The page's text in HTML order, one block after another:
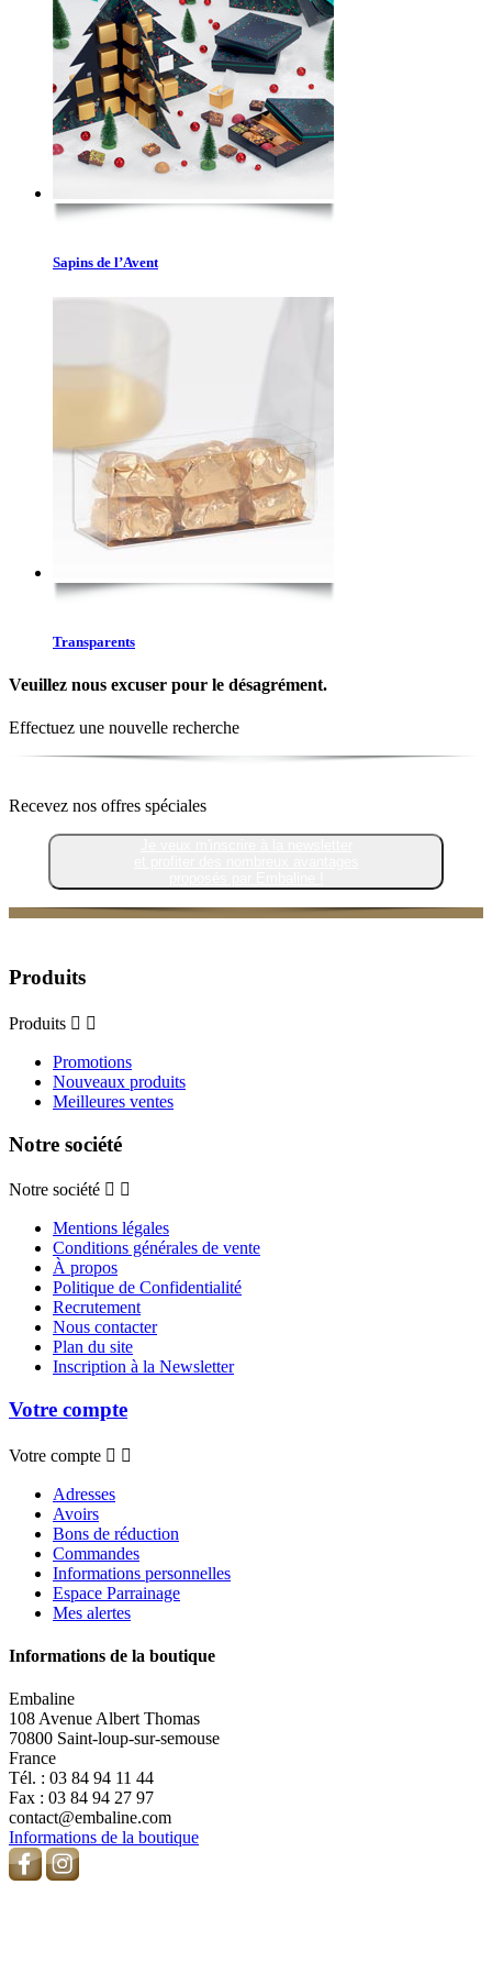
Sapins de l’Avent
Transparents
Veuillez nous excuser pour le désagrément.
Effectuez une nouvelle recherche
Recevez nos offres spéciales
Produits
Produits  
Promotions
Nouveaux produits
Meilleures ventes
Notre société
Notre société  
Mentions légales
Conditions générales de vente
À propos
Politique de Confidentialité
Recrutement
Nous contacter
Plan du site
Inscription à la Newsletter
Votre compte
Votre compte  
Adresses
Avoirs
Bons de réduction
Commandes
Informations personnelles
Espace Parrainage
Mes alertes
Informations de la boutique
Embaline
108 Avenue Albert Thomas
70800 Saint-loup-sur-semouse
France
Tél. : 03 84 94 11 44
Fax : 03 84 94 27 97
contact@embaline.com
Informations de la boutique